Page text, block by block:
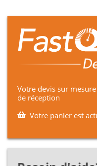
Câble
N2XSEY
6/10kV
6/10kV
Câble
Votre devis sur
de réception
Votre panier est